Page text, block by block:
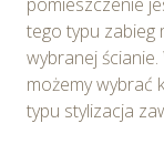
tego typu zabieg
wybranej
możemy wybrać
typu stylizacja